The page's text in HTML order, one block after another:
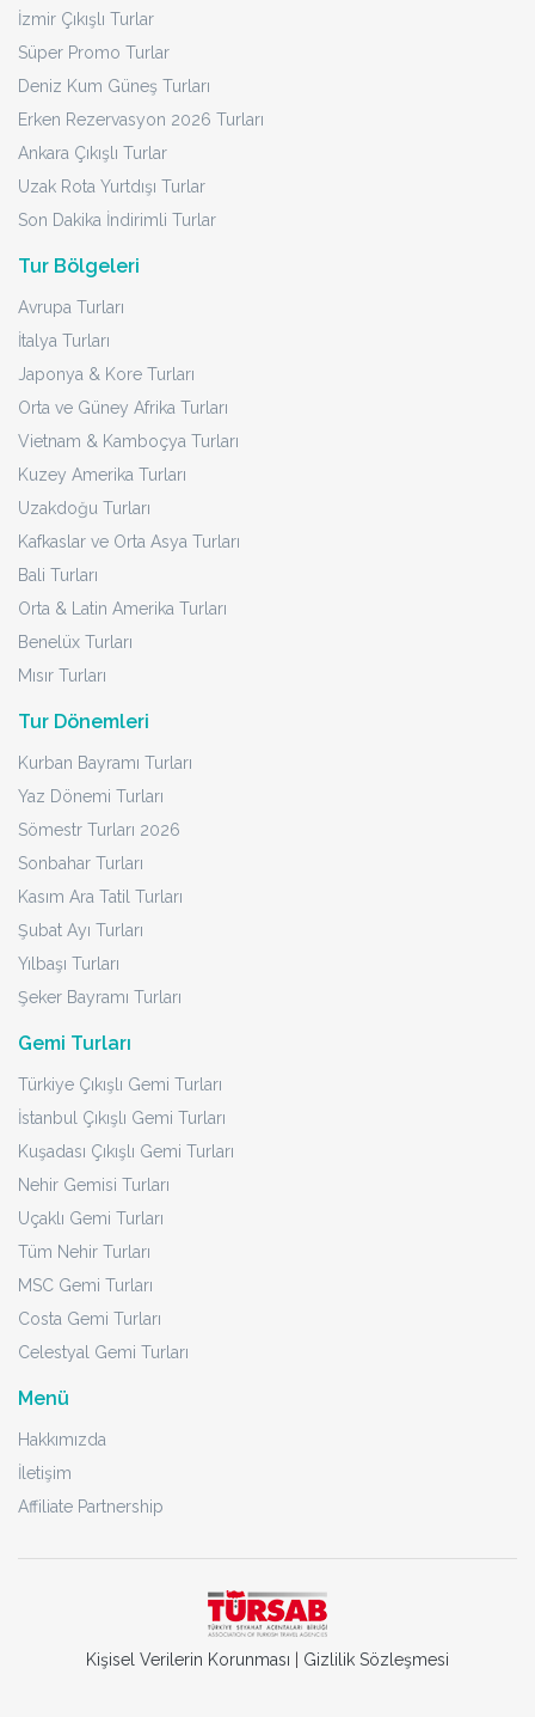
İzmir Çıkışlı Turlar
Süper Promo Turlar
Deniz Kum Güneş Turları
Erken Rezervasyon 2026 Turları
Ankara Çıkışlı Turlar
Uzak Rota Yurtdışı Turlar
Son Dakika İndirimli Turlar
Tur Bölgeleri
Avrupa Turları
İtalya Turları
Japonya & Kore Turları
Orta ve Güney Afrika Turları
Vietnam & Kamboçya Turları
Kuzey Amerika Turları
Uzakdoğu Turları
Kafkaslar ve Orta Asya Turları
Bali Turları
Orta & Latin Amerika Turları
Benelüx Turları
Mısır Turları
Tur Dönemleri
Kurban Bayramı Turları
Yaz Dönemi Turları
Sömestr Turları 2026
Sonbahar Turları
Kasım Ara Tatil Turları
Şubat Ayı Turları
Yılbaşı Turları
Şeker Bayramı Turları
Gemi Turları
Türkiye Çıkışlı Gemi Turları
İstanbul Çıkışlı Gemi Turları
Kuşadası Çıkışlı Gemi Turları
Nehir Gemisi Turları
Uçaklı Gemi Turları
Tüm Nehir Turları
MSC Gemi Turları
Costa Gemi Turları
Celestyal Gemi Turları
Menü
Hakkımızda
İletişim
Affiliate Partnership
Kişisel Verilerin Korunması Gizlilik Sözleşmesi